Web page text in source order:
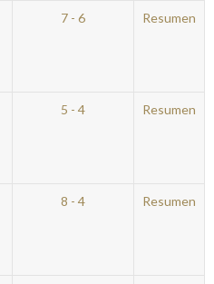
7 - 6 Resumen
5 - 4 Resumen
8 - 4 Resumen